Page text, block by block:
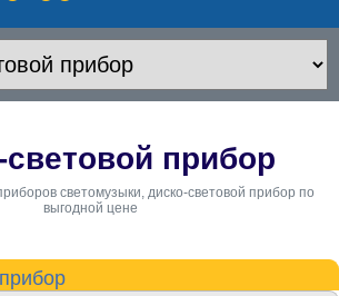
прибор
светомузыки, диско-световой прибор по
выгодной цене